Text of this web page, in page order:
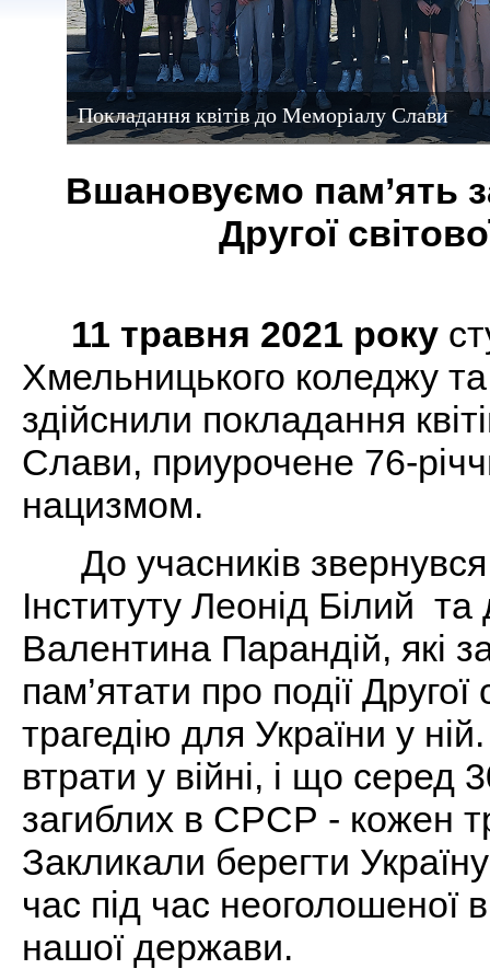
Покладання квітів до Меморіалу Слави
Вшановуємо пам’ять
Другої
11 травня 2021 року
Хмельницького коледжу
здійснили покладання
Слави, приурочене 76-
нацизмом.
До учасників
Інституту Леонід Білий
Валентина Парандій, які
пам’ятати про події Другої
трагедію для України у
втрати у війні, і що серед
загиблих в СРСР - кожен
Закликали берегти
час під час неоголошеної
нашої держави.